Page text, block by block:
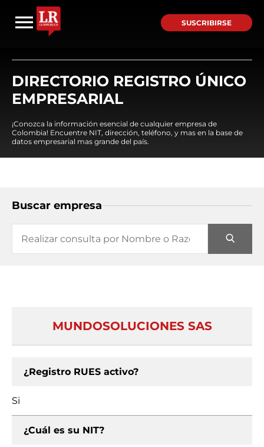
SUSCRIBIRSE
DIRECTORIO REGISTRO ÚNICO
EMPRESARIAL
¡Conozca la información esencial de cualquier empresa de
Colombia! Encuentre NIT, dirección, teléfono, y mas en la base de
datos empresarial mas grande del país.
Buscar empresa
MUNDOSOLUCIONES SAS
¿Registro RUES activo?
Si
¿Cuál es su NIT?